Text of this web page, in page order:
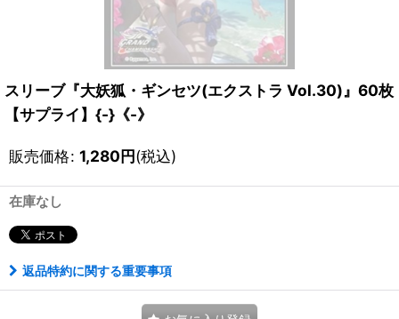
スリーブ『大妖狐・ギンセツ(エクストラ Vol.30)』60枚
【サプライ】{-}《-》
販売価格: 1,280円(税込)
在庫なし
返品特約に関する重要事項